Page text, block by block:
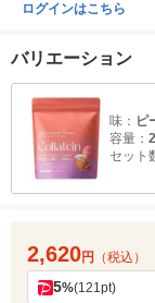
ログインはこちら
バリエーション
味： ピ
容量：
セット
2,620円 （税込）
5%(121pt)